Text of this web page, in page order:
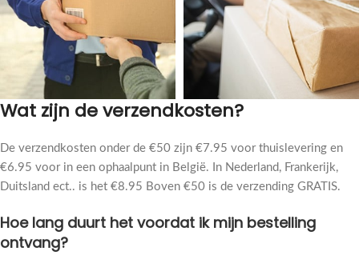
Wat zijn de verzendkosten?
De verzendkosten onder de €50 zijn €7.95 voor thuislevering en
€6.95 voor in een ophaalpunt in België. In Nederland, Frankerijk,
Duitsland ect.. is het €8.95 Boven €50 is de verzending GRATIS.
Hoe lang duurt het voordat ik mijn bestelling
ontvang?